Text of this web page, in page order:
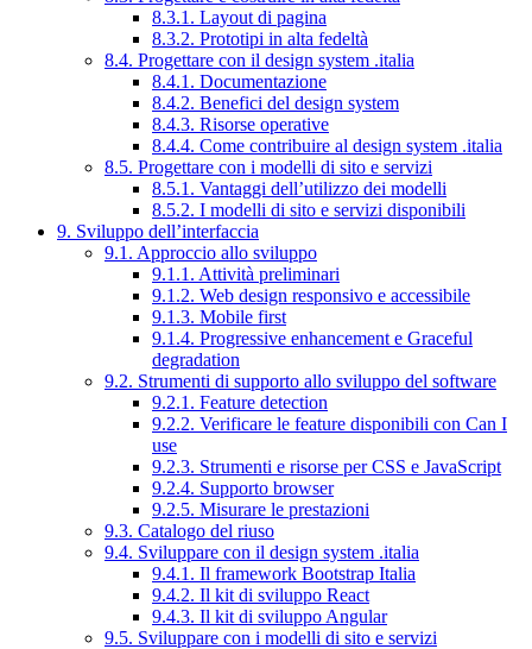
8.3.1. Layout di pagina
8.3.2. Prototipi in alta fedeltà
8.4. Progettare con il design system .italia
8.4.1. Documentazione
8.4.2. Benefici del design system
8.4.3. Risorse operative
8.4.4. Come contribuire al design system .italia
8.5. Progettare con i modelli di sito e servizi
8.5.1. Vantaggi dell’utilizzo dei modelli
8.5.2. I modelli di sito e servizi disponibili
9. Sviluppo dell’interfaccia
9.1. Approccio allo sviluppo
9.1.1. Attività preliminari
9.1.2. Web design responsivo e accessibile
9.1.3. Mobile first
9.1.4. Progressive enhancement e Graceful
degradation
9.2. Strumenti di supporto allo sviluppo del software
9.2.1. Feature detection
9.2.2. Verificare le feature disponibili con Can I
use
9.2.3. Strumenti e risorse per CSS e JavaScript
9.2.4. Supporto browser
9.2.5. Misurare le prestazioni
9.3. Catalogo del riuso
9.4. Sviluppare con il design system .italia
9.4.1. Il framework Bootstrap Italia
9.4.2. Il kit di sviluppo React
9.4.3. Il kit di sviluppo Angular
9.5. Sviluppare con i modelli di sito e servizi